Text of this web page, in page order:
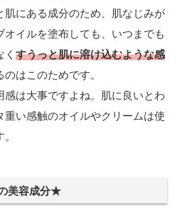
肌にある成分のため、肌なじみが
オイルを塗布しても、いつまでも
すうっと肌に溶け込むような感
はこのためです。
感は大事ですよね。肌に良いとわ
重い感触のオイルやクリームは使
美容成分★